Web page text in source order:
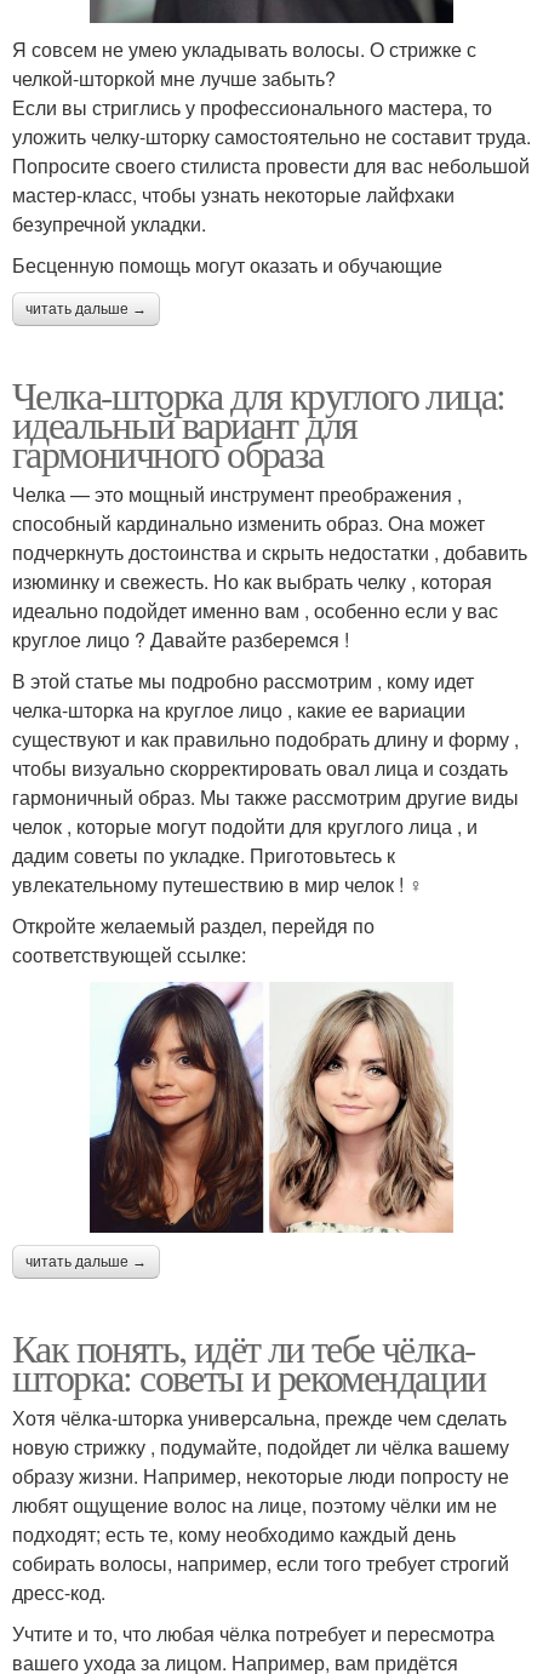
Я совсем не умею укладывать волосы. О стрижке с
челкой-шторкой мне лучше забыть?
Если вы стриглись у профессионального мастера, то
уложить челку-шторку самостоятельно не составит труда.
Попросите своего стилиста провести для вас небольшой
мастер-класс, чтобы узнать некоторые лайфхаки
безупречной укладки.
Бесценную помощь могут оказать и обучающие
читать дальше →
Челка-шторка для круглого лица:
идеальный вариант для
гармоничного образа
Челка — это мощный инструмент преображения ,
способный кардинально изменить образ. Она может
подчеркнуть достоинства и скрыть недостатки , добавить
изюминку и свежесть. Но как выбрать челку , которая
идеально подойдет именно вам , особенно если у вас
круглое лицо ? Давайте разберемся !
В этой статье мы подробно рассмотрим , кому идет
челка-шторка на круглое лицо , какие ее вариации
существуют и как правильно подобрать длину и форму ,
чтобы визуально скорректировать овал лица и создать
гармоничный образ. Мы также рассмотрим другие виды
челок , которые могут подойти для круглого лица , и
дадим советы по укладке. Приготовьтесь к
увлекательному путешествию в мир челок ! ‍♀️
Откройте желаемый раздел, перейдя по
соответствующей ссылке:
читать дальше →
Как понять, идёт ли тебе чёлка-
шторка: советы и рекомендации
Хотя чёлка-шторка универсальна, прежде чем сделать
новую стрижку , подумайте, подойдет ли чёлка вашему
образу жизни. Например, некоторые люди попросту не
любят ощущение волос на лице, поэтому чёлки им не
подходят; есть те, кому необходимо каждый день
собирать волосы, например, если того требует строгий
дресс-код.
Учтите и то, что любая чёлка потребует и пересмотра
вашего ухода за лицом. Например, вам придётся